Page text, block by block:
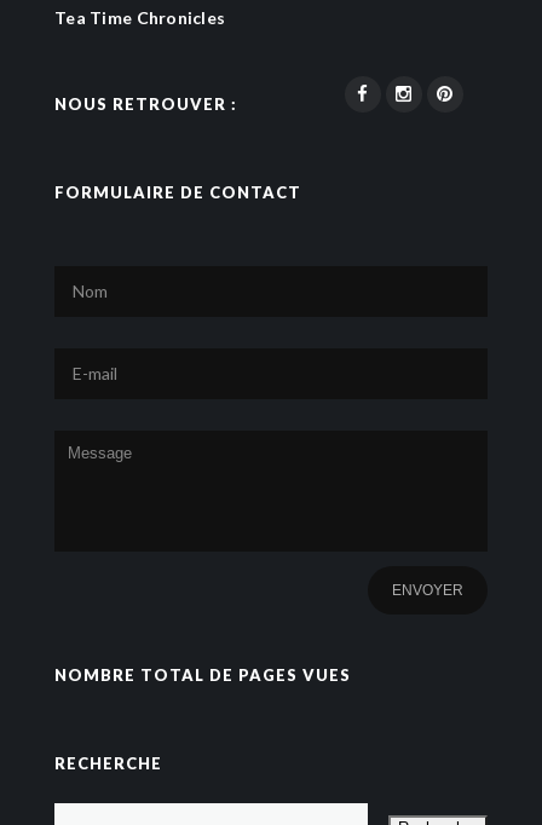
Tea Time Chronicles
NOUS RETROUVER :
FORMULAIRE DE CONTACT
NOMBRE TOTAL DE PAGES VUES
RECHERCHE